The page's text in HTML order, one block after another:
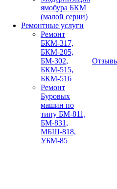
ямобура БКМ
(малой серии)
Ремонтные услуги
Ремонт
БКМ-317,
БКМ-205,
БМ-302,
БКМ-515,
БКМ-516
Ремонт
Буровых
машин по
типу БМ-811,
БМ-831,
МБШ-818,
УБМ-85